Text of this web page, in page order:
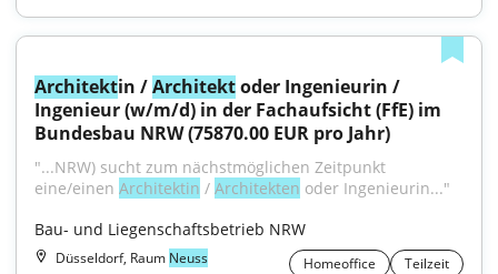
Architektin / Architekt oder Ingenieurin /
Ingenieur (w/m/d) in der Fachaufsicht (FfE) im
Bundesbau NRW (75870.00 EUR pro Jahr)
"...NRW) sucht zum nächst­möglichen Zeitpunkt
eine/einen Architektin / Architekten oder Ingenieurin..."
Bau- und Liegenschaftsbetrieb NRW
Düsseldorf, Raum Neuss Homeoffice
Teilzeit